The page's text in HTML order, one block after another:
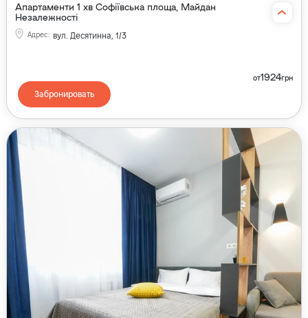
Апартаменти 1 хв Софіївська площа, Майдан
Незалежності
Адрес: вул. Десятинна, 1/3
от1924грн
Забронировать